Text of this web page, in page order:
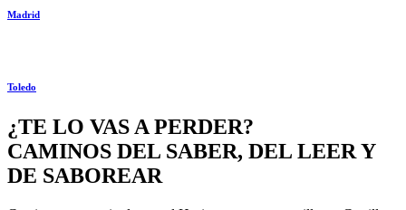
Madrid
Toledo
¿TE LO VAS A PERDER?
CAMINOS DEL SABER, DEL LEER Y
DE SABOREAR